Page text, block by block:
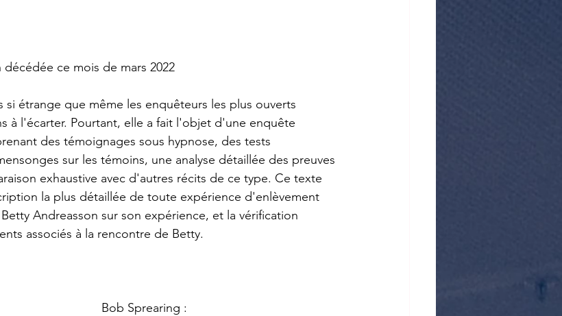
ce mois de mars 2022
si étrange que même les enquêteurs les plus ouverts
à l'écarter. Pourtant, elle a fait l'objet d'une enquête
des témoignages sous hypnose, des tests
sur les témoins, une analyse détaillée des preuves
exhaustive avec d'autres récits de ce type. Ce texte
la plus détaillée de toute expérience d'enlèvement
Andreasson sur son expérience, et la vérification
associés à la rencontre de Betty.
Bob Sprearing :